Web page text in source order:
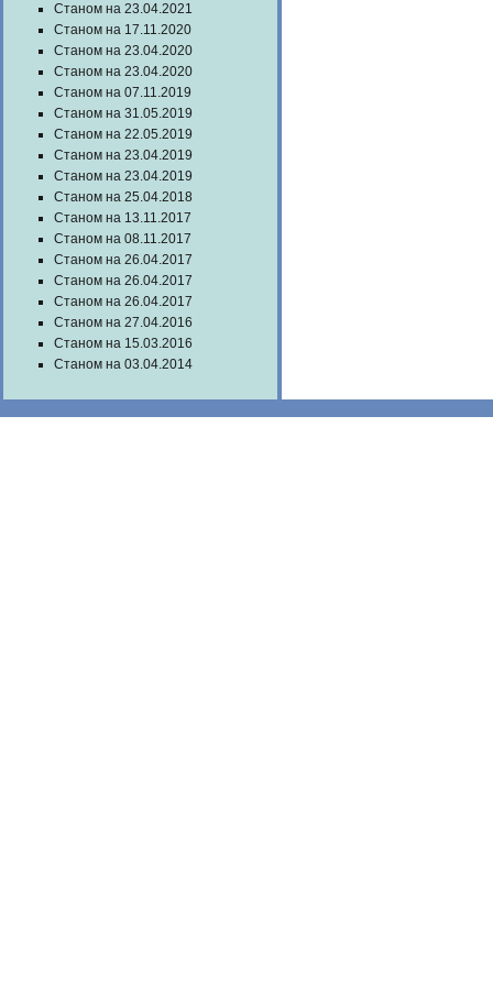
Станом на 23.04.2021
Станом на 17.11.2020
Станом на 23.04.2020
Станом на 23.04.2020
Станом на 07.11.2019
Станом на 31.05.2019
Станом на 22.05.2019
Станом на 23.04.2019
Станом на 23.04.2019
Станом на 25.04.2018
Станом на 13.11.2017
Станом на 08.11.2017
Станом на 26.04.2017
Станом на 26.04.2017
Станом на 26.04.2017
Станом на 27.04.2016
Станом на 15.03.2016
Станом на 03.04.2014